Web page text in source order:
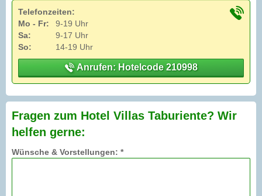
Telefonzeiten:
Mo - Fr:
9-19 Uhr
Sa:
9-17 Uhr
So:
14-19 Uhr
Anrufen: Hotelcode 210998
Fragen zum Hotel Villas Taburiente? Wir
helfen gerne:
Wünsche & Vorstellungen: *